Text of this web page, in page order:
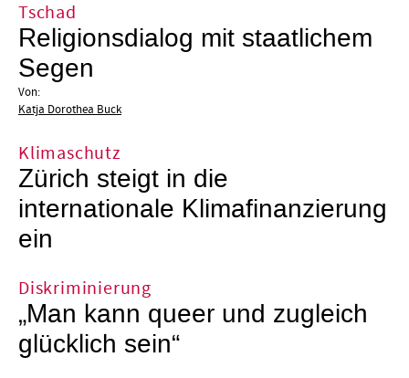
Tschad
Religionsdialog mit staatlichem
Segen
Von:
Katja Dorothea Buck
Klimaschutz
Zürich steigt in die
internationale Klimafinanzierung
ein
Diskriminierung
„Man kann queer und zugleich
glücklich sein“